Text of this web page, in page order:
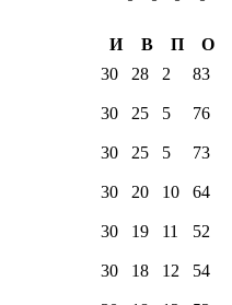
И В П
О
30 28 2 83
30 25 5 76
30 25 5 73
30 20 10 64
30 19 11 52
30 18 12 54